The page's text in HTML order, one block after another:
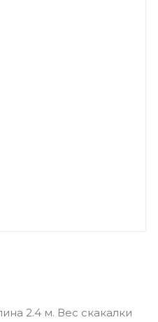
2.4 м. Вес скакалки